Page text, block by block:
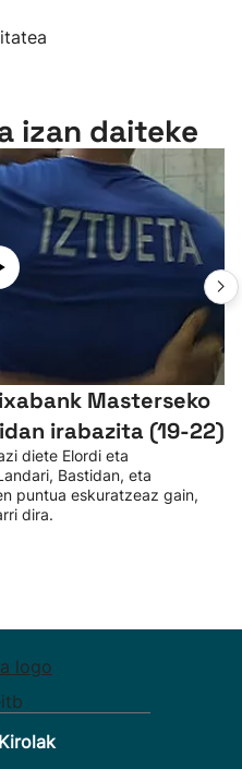
izan daiteke
Masterseko
irabazita (19-22)
diete Elordi eta
Bastidan, eta
puntua eskuratzeaz gain,
dira.
Kirolak